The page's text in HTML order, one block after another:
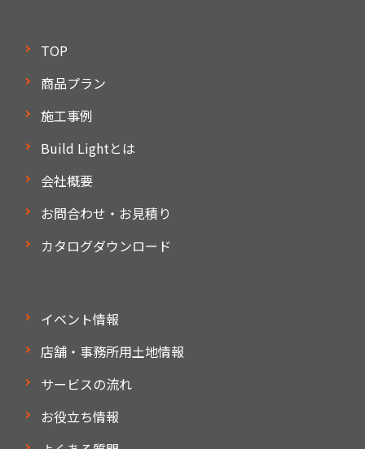
TOP
商品プラン
施工事例
Build Lightとは
会社概要
お問合わせ・お見積り
カタログダウンロード
イベント情報
店舗・事務所用土地情報
サービスの流れ
お役立ち情報